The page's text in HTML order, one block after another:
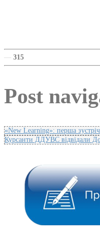
— 315
Post
«New Learning»: перша
Курсанти ДДУВС відвідали